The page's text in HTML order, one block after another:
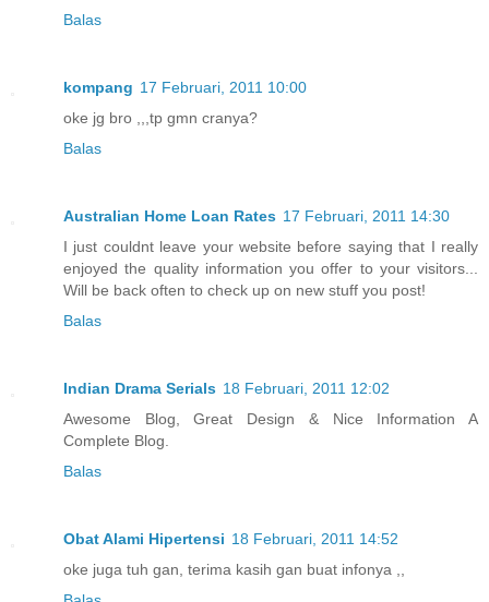
Balas
kompang 17 Februari, 2011 10:00
oke jg bro ,,,tp gmn cranya?
Balas
Australian Home Loan Rates 17 Februari, 2011 14:30
I just couldnt leave your website before saying that I really
enjoyed the quality information you offer to your visitors...
Will be back often to check up on new stuff you post!
Balas
Indian Drama Serials 18 Februari, 2011 12:02
Awesome Blog, Great Design & Nice Information A
Complete Blog.
Balas
Obat Alami Hipertensi 18 Februari, 2011 14:52
oke juga tuh gan, terima kasih gan buat infonya ,,